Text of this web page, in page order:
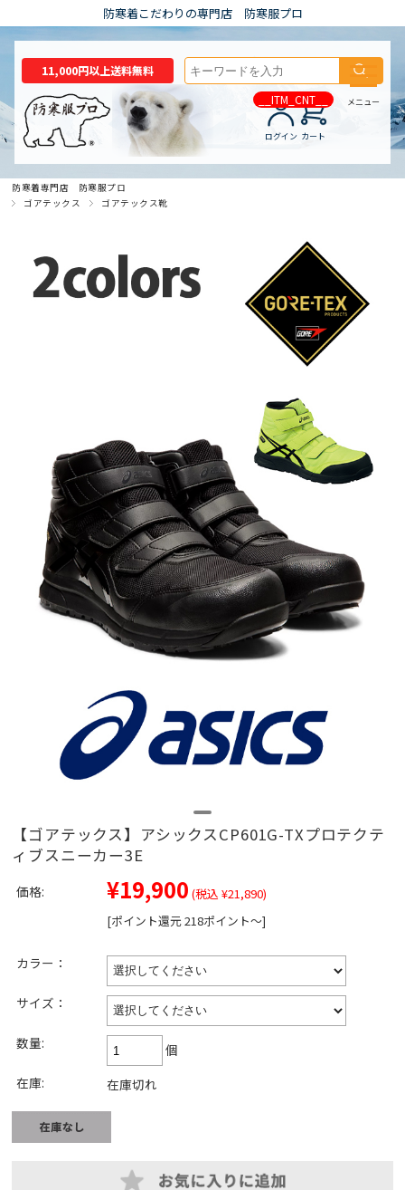
防寒着こだわりの専門店 防寒服プロ
ログイン
__ITM_CNT__
カート
メニュー
11,000円以上送料無料
防寒着専門店 防寒服プロ
ゴアテックス
ゴアテックス靴
【ゴアテックス】アシックスCP601G-TXプロテクテ
ィブスニーカー3E
価格: ¥19,900 (税込 ¥21,890)
[ポイント還元 218ポイント～]
カラー：
サイズ：
数量:
個
在庫:
在庫切れ